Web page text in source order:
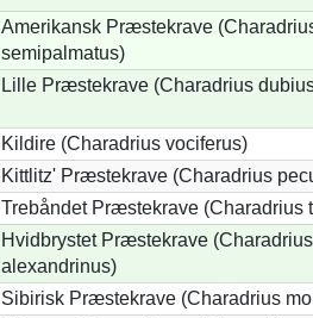
Amerikansk Præstekrave
semipalmatus)
Lille Præstekrave (Charadrius
Kildire (Charadrius vociferus)
Kittlitz' Præstekrave (Charadrius
Trebåndet Præstekrave (Charadrius
Hvidbrystet Præstekrave (Charadrius
alexandrinus)
Sibirisk Præstekrave (Charadrius